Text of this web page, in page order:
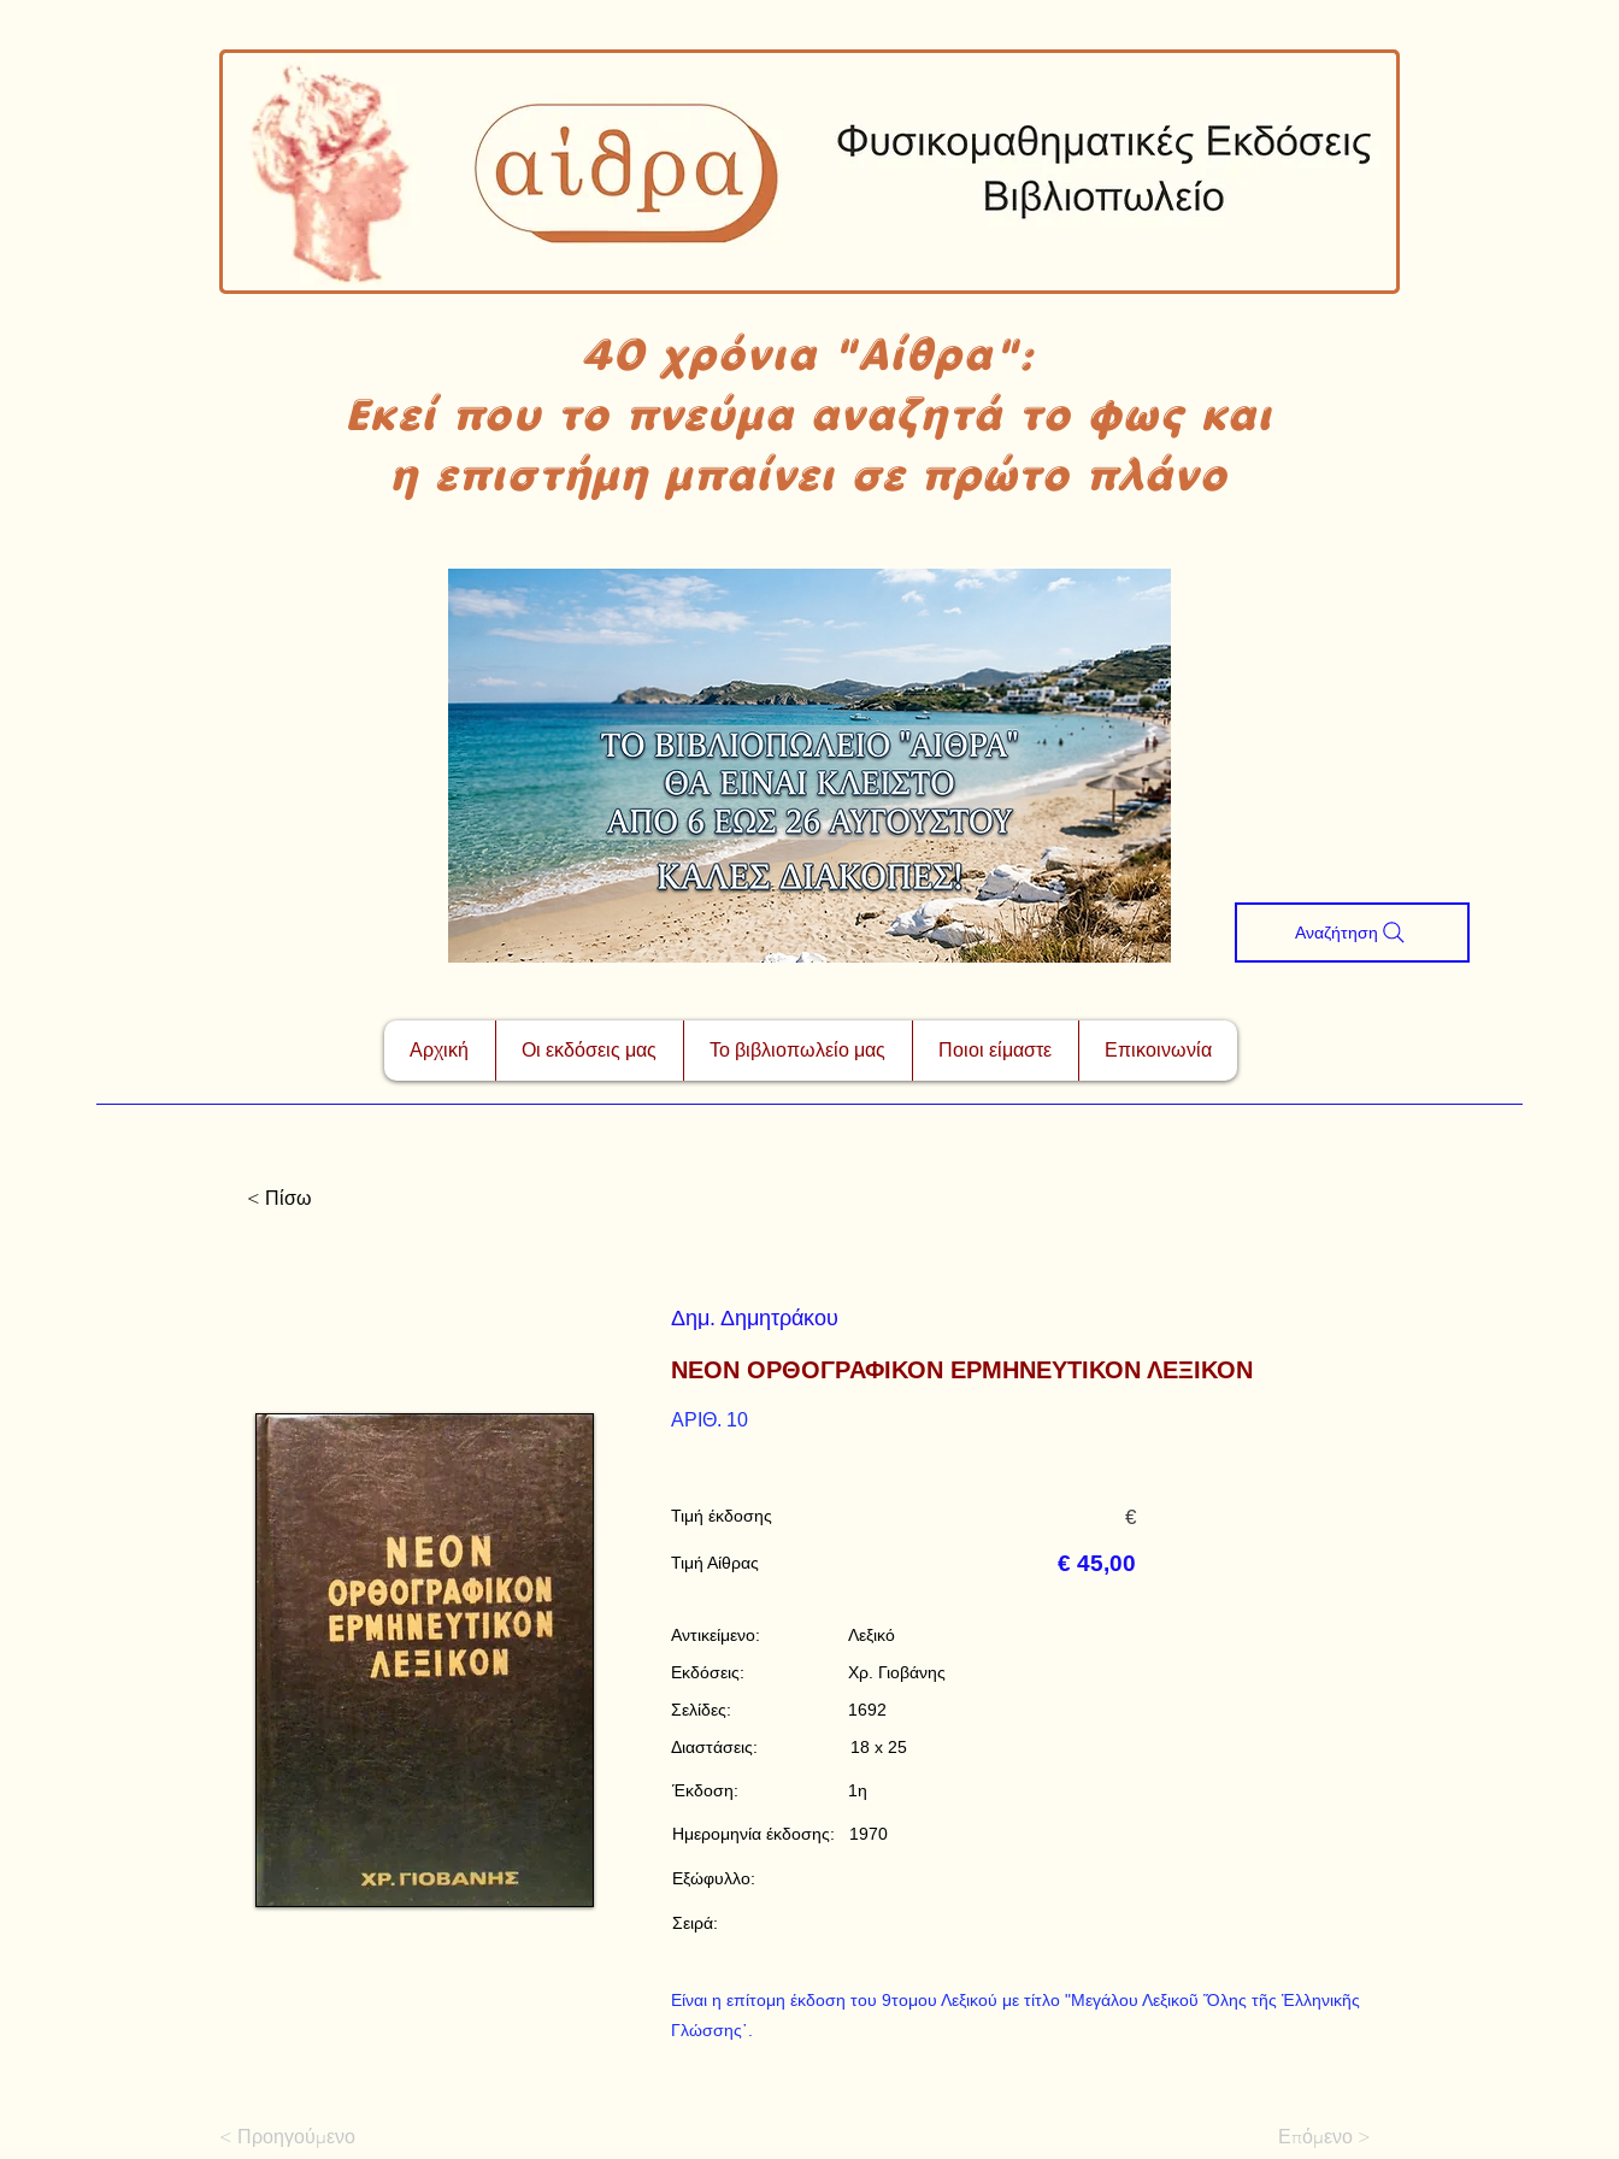
40 χρόνια "Αίθρα":
Εκεί που το πνεύμα αναζητά το φως και
η επιστήμη μπαίνει σε πρώτο πλάνο
Αρχική Οι εκδόσεις μας Το βιβλιοπωλείο μας Ποιοι είμαστε Επικοινωνία
Αναζήτηση
< Πίσω
Δημ. Δημητράκου
ΝΕΟΝ ΟΡΘΟΓΡΑΦΙΚΟΝ ΕΡΜΗΝΕΥΤΙΚΟΝ ΛΕΞΙΚΟΝ
ΑΡΙΘ. 10
Τιμή έκδοσης
Τιμή Αίθρας
€
€ 45,00
Αντικείμενο:
Εκδόσεις:
Σελίδες:
Διαστάσεις:
Έκδοση:
Ημερομηνία έκδοσης:
Εξώφυλλο:
Σειρά:
Λεξικό
Χρ. Γιοβάνης
1692
18 x 25
1η
1970
Είναι η επίτομη έκδοση του 9τομου Λεξικού με τίτλο "Μεγάλου Λεξικοῦ Ὅλης τῆς Ἑλληνικῆς
Γλώσσης῾.
< Προηγούμενο Επόμενο >